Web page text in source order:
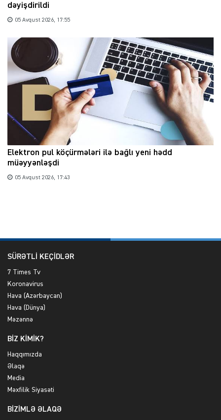
dəyişdirildi
05 Avqust 2026, 17:55
Elektron pul köçürmələri ilə bağlı yeni hədd
müəyyənləşdi
05 Avqust 2026, 17:43
SÜRƏTLİ KEÇİDLƏR
7 Times Tv
Koronavirus
Hava (Azərbaycan)
Hava (Dünya)
Məzənnə
BİZ KİMİK?
Haqqımızda
Əlaqə
Media
Məxfilik Siyasəti
BİZİMLƏ ƏLAQƏ